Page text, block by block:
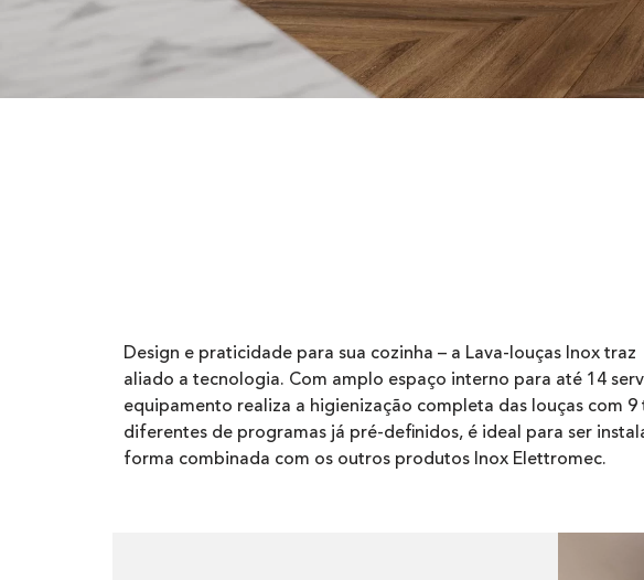
Design e praticidade para sua cozinha – a Lava-louças Inox
aliado a tecnologia. Com amplo espaço interno para até 14
equipamento realiza a higienização completa das louças com 9
diferentes de programas já pré-definidos, é ideal para ser
forma combinada com os outros produtos Inox Elettromec.